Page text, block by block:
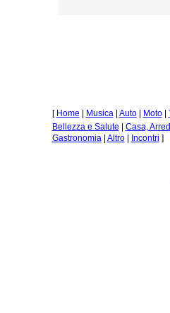
[ Home Musica| Auto| Moto|
Bellezza e Salute
Casa,
Gastronomia| Altro| Incontri ]